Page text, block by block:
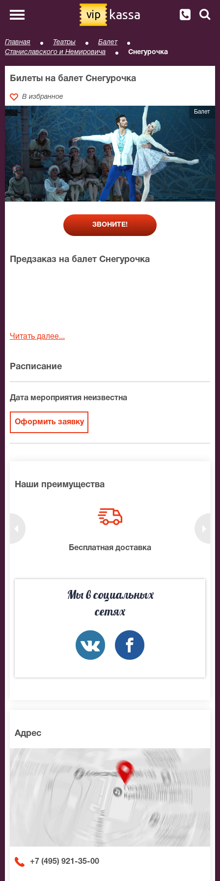
vip kassa
Главная Театры
Балет
Станиславского и Немировича
Снегурочка
Билеты на балет Снегурочка
В избранное
Балет
ЗВОНИТЕ!
Предзаказ на балет Снегурочка
Читать далее...
Расписание
Дата мероприятия неизвестна
Оформить заявку
Наши преимущества
Бесплатная доставка
Мы в социальных
сетях
Адрес
+7 (495) 921-35-00